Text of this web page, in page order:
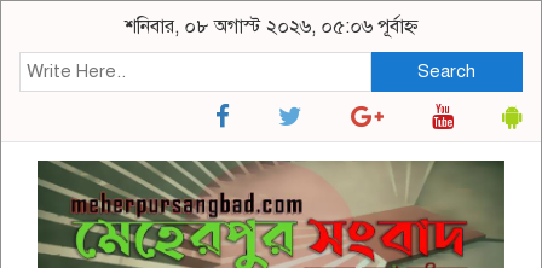
শনিবার, ০৮ অগাস্ট ২০২৬, ০৫:০৬ পূর্বাহ্ন
Search